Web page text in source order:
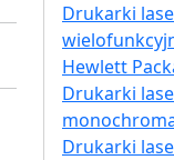
Drukarki
Hewlett
Drukarki
Drukarki